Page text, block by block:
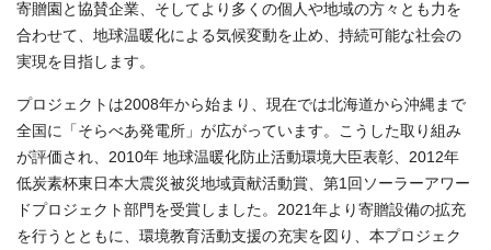
寄贈園と協賛企業、そしてより多くの個人や地域の方々とも力を
合わせて、地球温暖化による気候変動を止め、持続可能な社会の
実現を目指します。
プロジェクトは2008年から始まり、現在では北海道から沖縄まで
全国に「そらべあ発電所」が広がっています。こうした取り組み
が評価され、2010年 地球温暖化防止活動環境大臣表彰、2012年
低炭素杯東日本大震災被災地域貢献活動賞、第1回ソーラーアワー
ドプロジェクト部門を受賞しました。2021年より寄贈設備の拡充
を行うとともに、環境教育活動支援の充実を図り、本プロジェク